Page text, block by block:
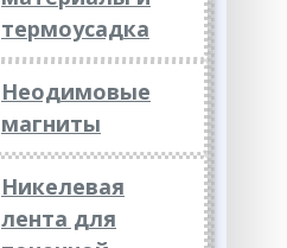
термоусадка
Неодимовые
магниты
Никелевая
лента для